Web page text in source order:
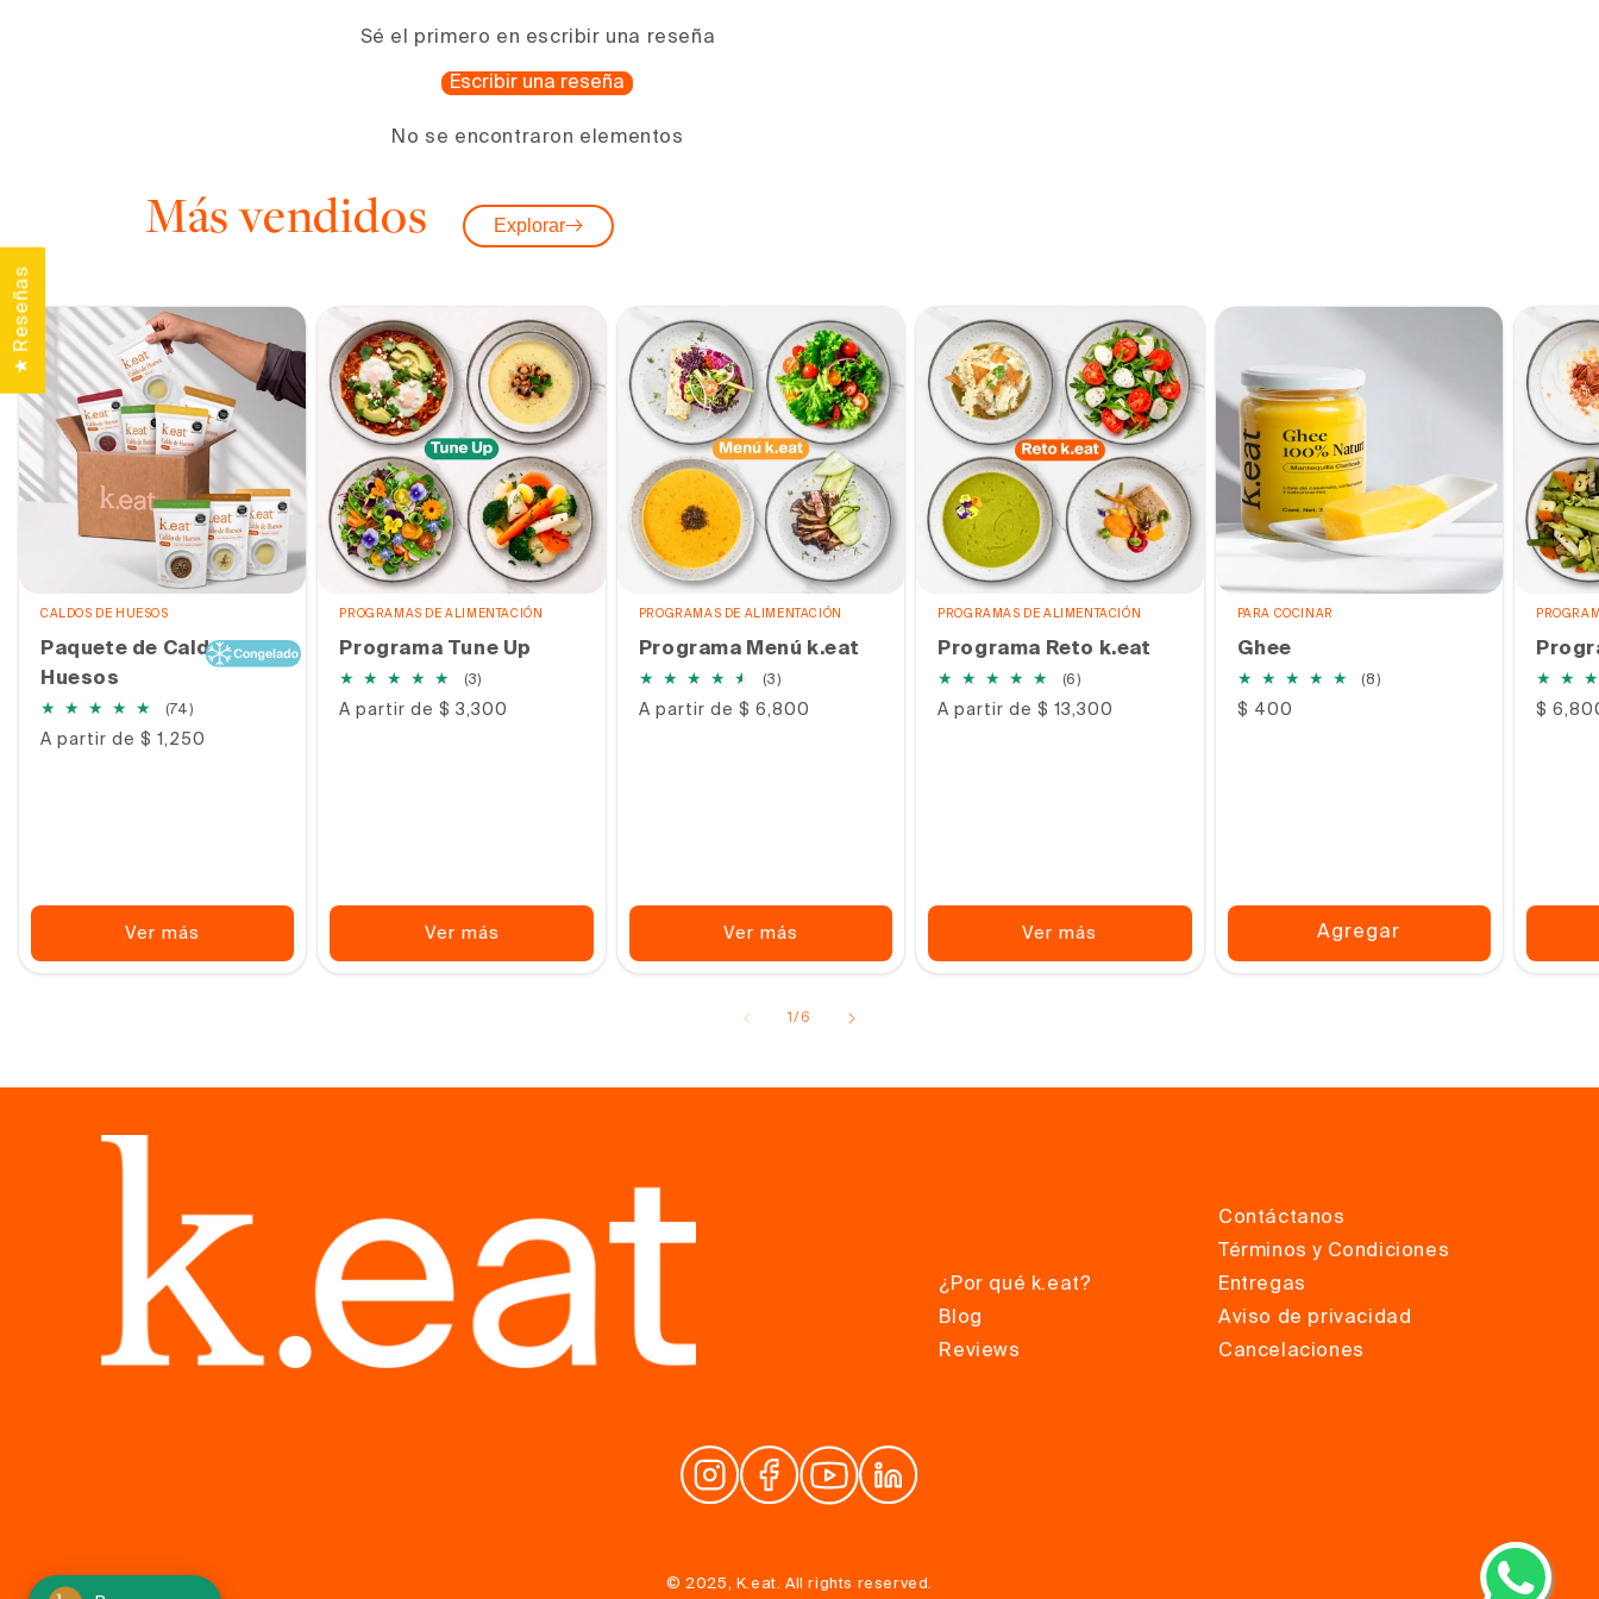
Sé el primero en escribir una reseña
Escribir una reseña
No se encontraron elementos
Más vendidos Explorar
CALDOS DE HUESOS
Paquete de Caldo de
Huesos
(74)74
totales
Precio
A partir de $ 1,250
Ver más
PROGRAMAS DE ALIMENTACIÓN
Programa Tune Up
(3)
totales
Precio
A partir de $ 3,300
Ver más
PROGRAMAS DE ALIMENTACIÓN
Programa Menú k.eat
(3)3
totales
Precio
A partir de $ 6,800
Ver más
PROGRAMAS DE ALIMENTACIÓN
Programa Reto k.eat
(6)6
totales
Precio
A partir de $ 13,300
Ver más
PARA COCINAR
Ghee
(8)8
Precio
$ 400
Agregar
Precio
$
1/de
6
¿Por qué k.eat?
Blog
Reviews
Contáctanos
Términos y Condiciones
Entregas
Aviso de privacidad
Cancelaciones
© 2025, K.eat. All rights reserved.
★ Reseñas